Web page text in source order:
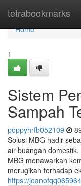
tetrabookmarks
Home
Home
1
Sistem
Sampah
poppyhrfb052109
Solusi MBG hadir
air buangan
MBG menawarkan
merugikan terhadap
https://